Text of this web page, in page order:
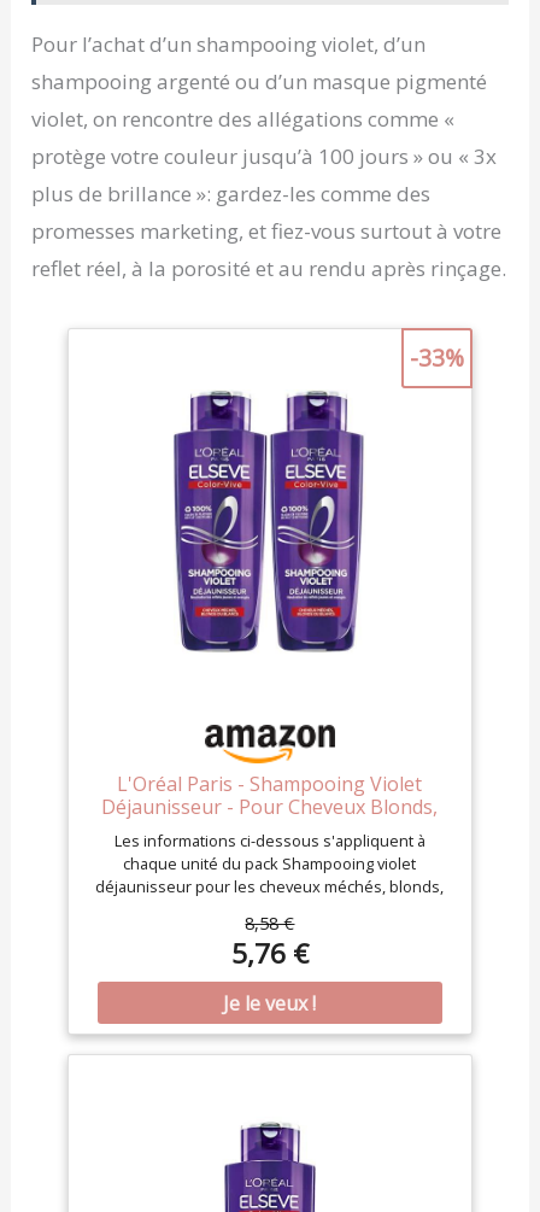
Pour l’achat d’un shampooing violet, d’un
shampooing argenté ou d’un masque pigmenté
violet, on rencontre des allégations comme «
protège votre couleur jusqu’à 100 jours » ou « 3x
plus de brillance »: gardez-les comme des
promesses marketing, et fiez-vous surtout à votre
reflet réel, à la porosité et au rendu après rinçage.
L'Oréal Paris - Shampooing Violet
Déjaunisseur - Pour Cheveux Blonds,
Décolorés, Méchés ou Blancs -
Neutralisation des Reflets Jaunes &
Orangés - Elseve Color-Vive - 200 ml
Les informations ci-dessous s'appliquent à
chaque unité du pack Shampooing violet
déjaunisseur pour les cheveux méchés, blonds,
votre routine de soin capillaire habituelle avec
application tous les 3 shampooings Résultats :
Une couleur pure, Reflets jaunes et orangés
neutralisés, Cheveux nettoyés en douceur,
Efficace dès la première application Application : À
utiliser en alternance de votre routine Color-Vive
cheveux bruns méchés Formule enrichie en
pigments violets pour une neutralisation
instantanée des reflets indésirables, Flacon
fabriqué à 100% avec du plastique recyclé et 100%
8,58 €
5,76 €
-33%